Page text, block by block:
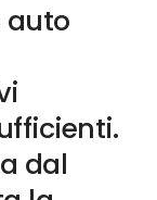
auto
dal